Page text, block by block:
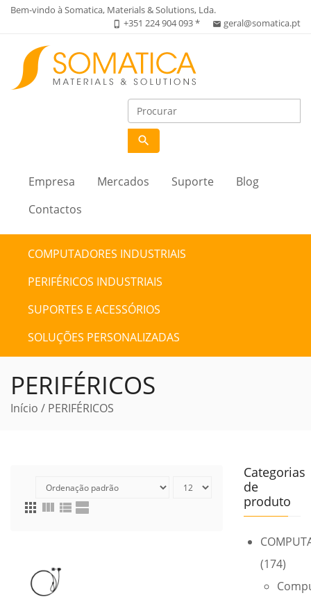
Bem-vindo à Somatica, Materials & Solutions, Lda.
phone_iphone +351 224 904 093 * email geral@somatica.pt
search
Empresa Mercados Suporte
Blog
Contactos
COMPUTADORES INDUSTRIAIS
PERIFÉRICOS INDUSTRIAIS
SUPORTES E ACESSÓRIOS
SOLUÇÕES PERSONALIZADAS
PERIFÉRICOS
Início / PERIFÉRICOS
apps view_column view_list view_agenda
Categorias
de
produto
(174)